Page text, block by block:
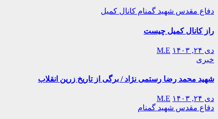
دفاع مقدس شهید گمنام کانال کمیل
راز کانال کمیل چیست
دی ۲۴, ۱۴۰۳
M.E
خبری
شهید محمد رضا رستمی نژاد / برگی از تاریخ زرین انقلاب
دی ۲۴, ۱۴۰۳
M.E
دفاع مقدس شهید گمنام